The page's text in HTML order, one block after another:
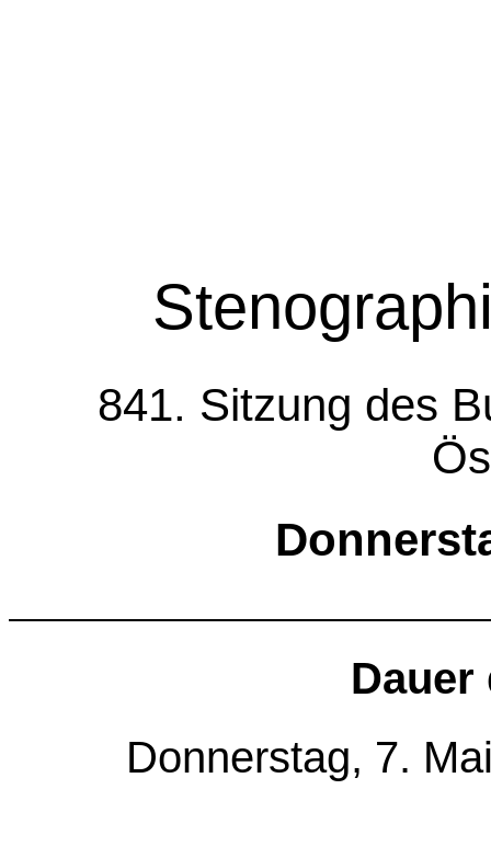
841. Sitzung des
Dauer
Donnerstag, 7.